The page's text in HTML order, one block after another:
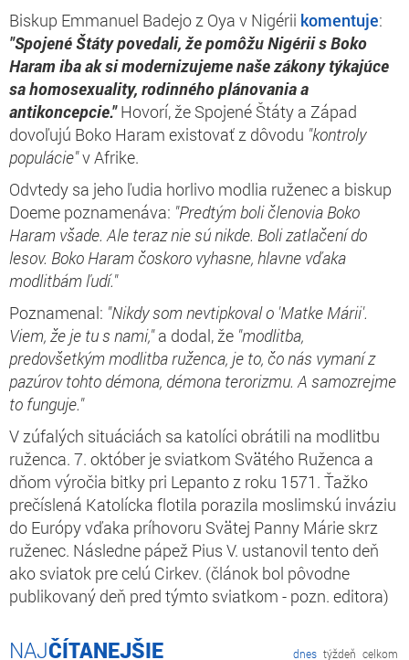
Biskup Emmanuel Badejo z Oya v Nigérii komentuje:
"Spojené Štáty povedali, že pomôžu Nigérii s Boko
Haram iba ak si modernizujeme naše zákony týkajúce
sa homosexuality, rodinného plánovania a
antikoncepcie." Hovorí, že Spojené Štáty a Západ
dovoľujú Boko Haram existovať z dôvodu "kontroly
populácie"v Afrike.
Odvtedy sa jeho ľudia horlivo modlia ruženec a biskup
Doeme poznamenáva: "Predtým boli členovia Boko
Haram všade. Ale teraz nie sú nikde. Boli zatlačení do
lesov. Boko Haram čoskoro vyhasne, hlavne vďaka
modlitbám ľudí."
Poznamenal: "Nikdy som nevtipkoval o 'Matke Márii'.
Viem, že je tu s nami,"a dodal, že "modlitba,
predovšetkým modlitba ruženca, je to, čo nás vymaní z
pazúrov tohto démona, démona terorizmu. A samozrejme
to funguje."
V zúfalých situáciách sa katolíci obrátili na modlitbu
ruženca. 7. október je sviatkom Svätého Ruženca a
dňom výročia bitky pri Lepanto z roku 1571. Ťažko
prečíslená Katolícka flotila porazila moslimskú inváziu
do Európy vďaka príhovoru Svätej Panny Márie skrz
ruženec. Následne pápež Pius V. ustanovil tento deň
ako sviatok pre celú Cirkev. (článok bol pôvodne
publikovaný deň pred týmto sviatkom - pozn. editora)
ČÍTANEJŠIE dnes týždeň celkom